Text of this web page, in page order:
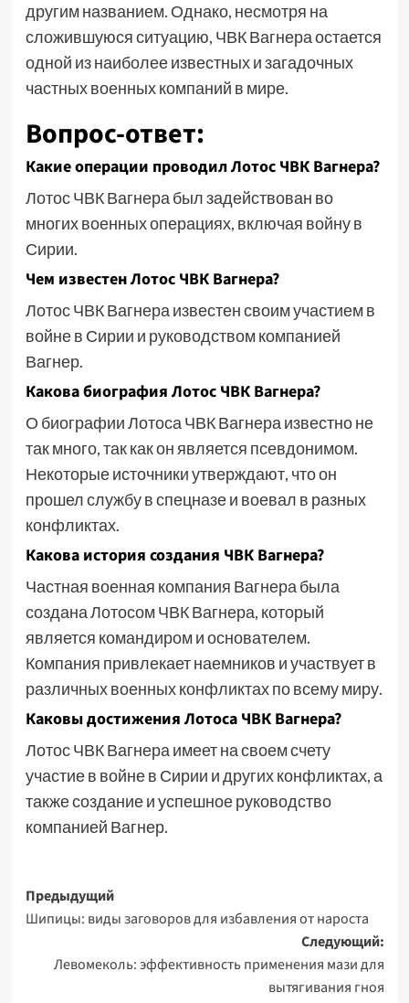
другим названием. Однако, несмотря на
сложившуюся ситуацию, ЧВК Вагнера остается
одной из наиболее известных и загадочных
частных военных компаний в мире.
Вопрос-ответ:
Какие операции проводил Лотос ЧВК Вагнера?
Лотос ЧВК Вагнера был задействован во
многих военных операциях, включая войну в
Сирии.
Чем известен Лотос ЧВК Вагнера?
Лотос ЧВК Вагнера известен своим участием в
войне в Сирии и руководством компанией
Вагнер.
Какова биография Лотос ЧВК Вагнера?
О биографии Лотоса ЧВК Вагнера известно не
так много, так как он является псевдонимом.
Некоторые источники утверждают, что он
прошел службу в спецназе и воевал в разных
конфликтах.
Какова история создания ЧВК Вагнера?
Частная военная компания Вагнера была
создана Лотосом ЧВК Вагнера, который
является командиром и основателем.
Компания привлекает наемников и участвует в
различных военных конфликтах по всему миру.
Каковы достижения Лотоса ЧВК Вагнера?
Лотос ЧВК Вагнера имеет на своем счету
участие в войне в Сирии и других конфликтах, а
также создание и успешное руководство
компанией Вагнер.
Навигация
записи
Предыдущий
Шипицы: виды заговоров для избавления от нароста
Следующий:
Левомеколь: эффективность применения мази для
вытягивания гноя